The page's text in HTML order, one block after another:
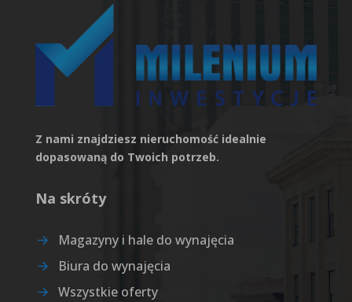
Z nami znajdziesz nieruchomość idealnie
dopasowaną do Twoich potrzeb.
Na skróty
Magazyny i hale do wynajęcia
Biura do wynajęcia
Wszystkie oferty